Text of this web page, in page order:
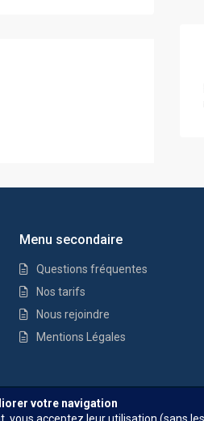
Menu secondaire
Questions fréquentes
Nos tarifs
Nous rejoindre
Mentions Légales